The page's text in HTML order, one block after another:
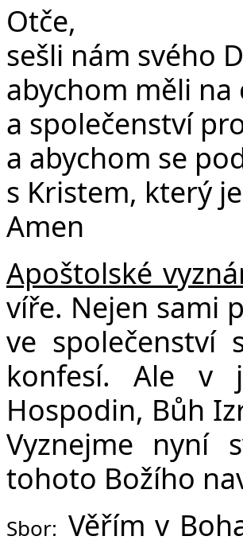
Otče,
sešli nám svého
abychom měli
a společenství
a abychom se
s Kristem, který
Amen
Apoštolské
víře. Nejen sami
ve společenství
konfesí. Ale v
Hospodin, Bůh
Vyznejme nyní
tohoto Božího
Sbor: Věřím v